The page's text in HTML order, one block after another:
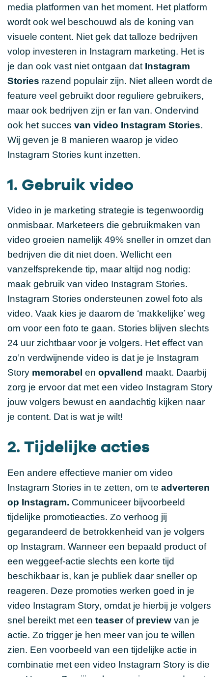
media platformen van het moment. Het platform
wordt ook wel beschouwd als de koning van
visuele content. Niet gek dat talloze bedrijven
volop investeren in Instagram marketing. Het is
je dan ook vast niet ontgaan dat Instagram
Stories razend populair zijn. Niet alleen wordt de
feature veel gebruikt door reguliere gebruikers,
maar ook bedrijven zijn er fan van. Ondervind
ook het succes van video Instagram Stories.
Wij geven je 8 manieren waarop je video
Instagram Stories kunt inzetten.
1. Gebruik video
Video in je marketing strategie is tegenwoordig
onmisbaar. Marketeers die gebruikmaken van
video groeien namelijk 49% sneller in omzet dan
bedrijven die dit niet doen. Wellicht een
vanzelfsprekende tip, maar altijd nog nodig:
maak gebruik van video Instagram Stories.
Instagram Stories ondersteunen zowel foto als
video. Vaak kies je daarom de ‘makkelijke’ weg
om voor een foto te gaan. Stories blijven slechts
24 uur zichtbaar voor je volgers. Het effect van
zo’n verdwijnende video is dat je je Instagram
Story memorabel en opvallend maakt. Daarbij
zorg je ervoor dat met een video Instagram Story
jouw volgers bewust en aandachtig kijken naar
je content. Dat is wat je wilt!
2. Tijdelijke acties
Een andere effectieve manier om video
Instagram Stories in te zetten, om te adverteren
op Instagram. Communiceer bijvoorbeeld
tijdelijke promotieacties. Zo verhoog jij
gegarandeerd de betrokkenheid van je volgers
op Instagram. Wanneer een bepaald product of
een weggeef-actie slechts een korte tijd
beschikbaar is, kan je publiek daar sneller op
reageren. Deze promoties werken goed in je
video Instagram Story, omdat je hierbij je volgers
snel bereikt met een teaserof preview van je
actie. Zo trigger je hen meer van jou te willen
zien. Een voorbeeld van een tijdelijke actie in
combinatie met een video Instagram Story is die